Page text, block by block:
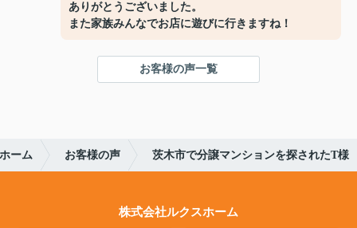
ありがとうございました。
また家族みんなでお店に遊びに行きますね！
お客様の声一覧
ーム お客様の声 茨木市で分譲マンションを探されたT様
株式会社ルクスホーム